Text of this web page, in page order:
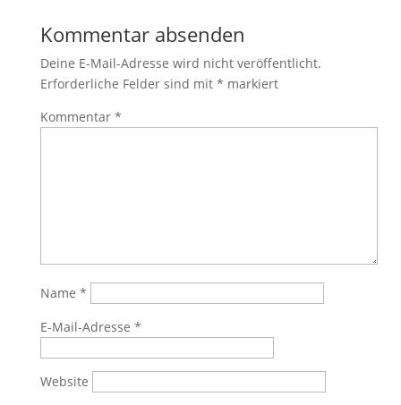
Kommentar absenden
Deine E-Mail-Adresse wird nicht veröffentlicht.
Erforderliche Felder sind mit * markiert
Kommentar *
Name *
E-Mail-Adresse *
Website